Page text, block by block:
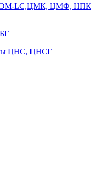
ГНОМ-LC,ЦМК, ЦМФ, НПК
ЦНС, ЦНСГ